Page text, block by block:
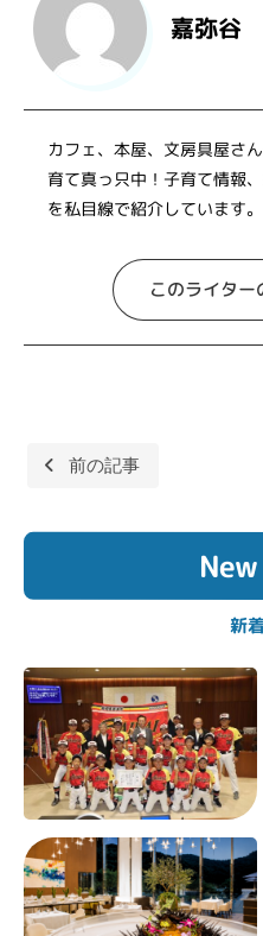
嘉弥谷
カフェ、本屋、文房具屋さ
育て真っ只中！子育て情報
を私目線で紹介しています。
このライター
稿
ビ
ー
シ
ョ
ン
前の記事
新